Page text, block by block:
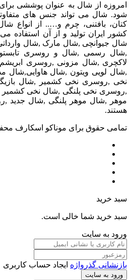
امروزه از شال به عنوان پوششی
شود. شال می تواند جنس های
کتان، بافتنی، چرم و….. از انواع
کشور ایران تولید و از آن استفاده
شال جیوانچی ,شال مارک ,شال
,شال رسمی ,شال و روسری
لاکچری ,شال مزونی ,روسری
,شال لویی ویتون ,شال هاوایی,شال
نخی ,روسری نخی کشمیر ,شال
,روسری نخی پلنگی ,شال نخی
موهر ,شال موهر پلنگی ,شال جدید
هستند.
تمامی حقوق برای موناکو اسکارف
سبد خرید
سبد خرید شما خالی است.
ورود به سایت
بازنشانی گذرواژه ایجاد حساب کاربری
ورود به سایت